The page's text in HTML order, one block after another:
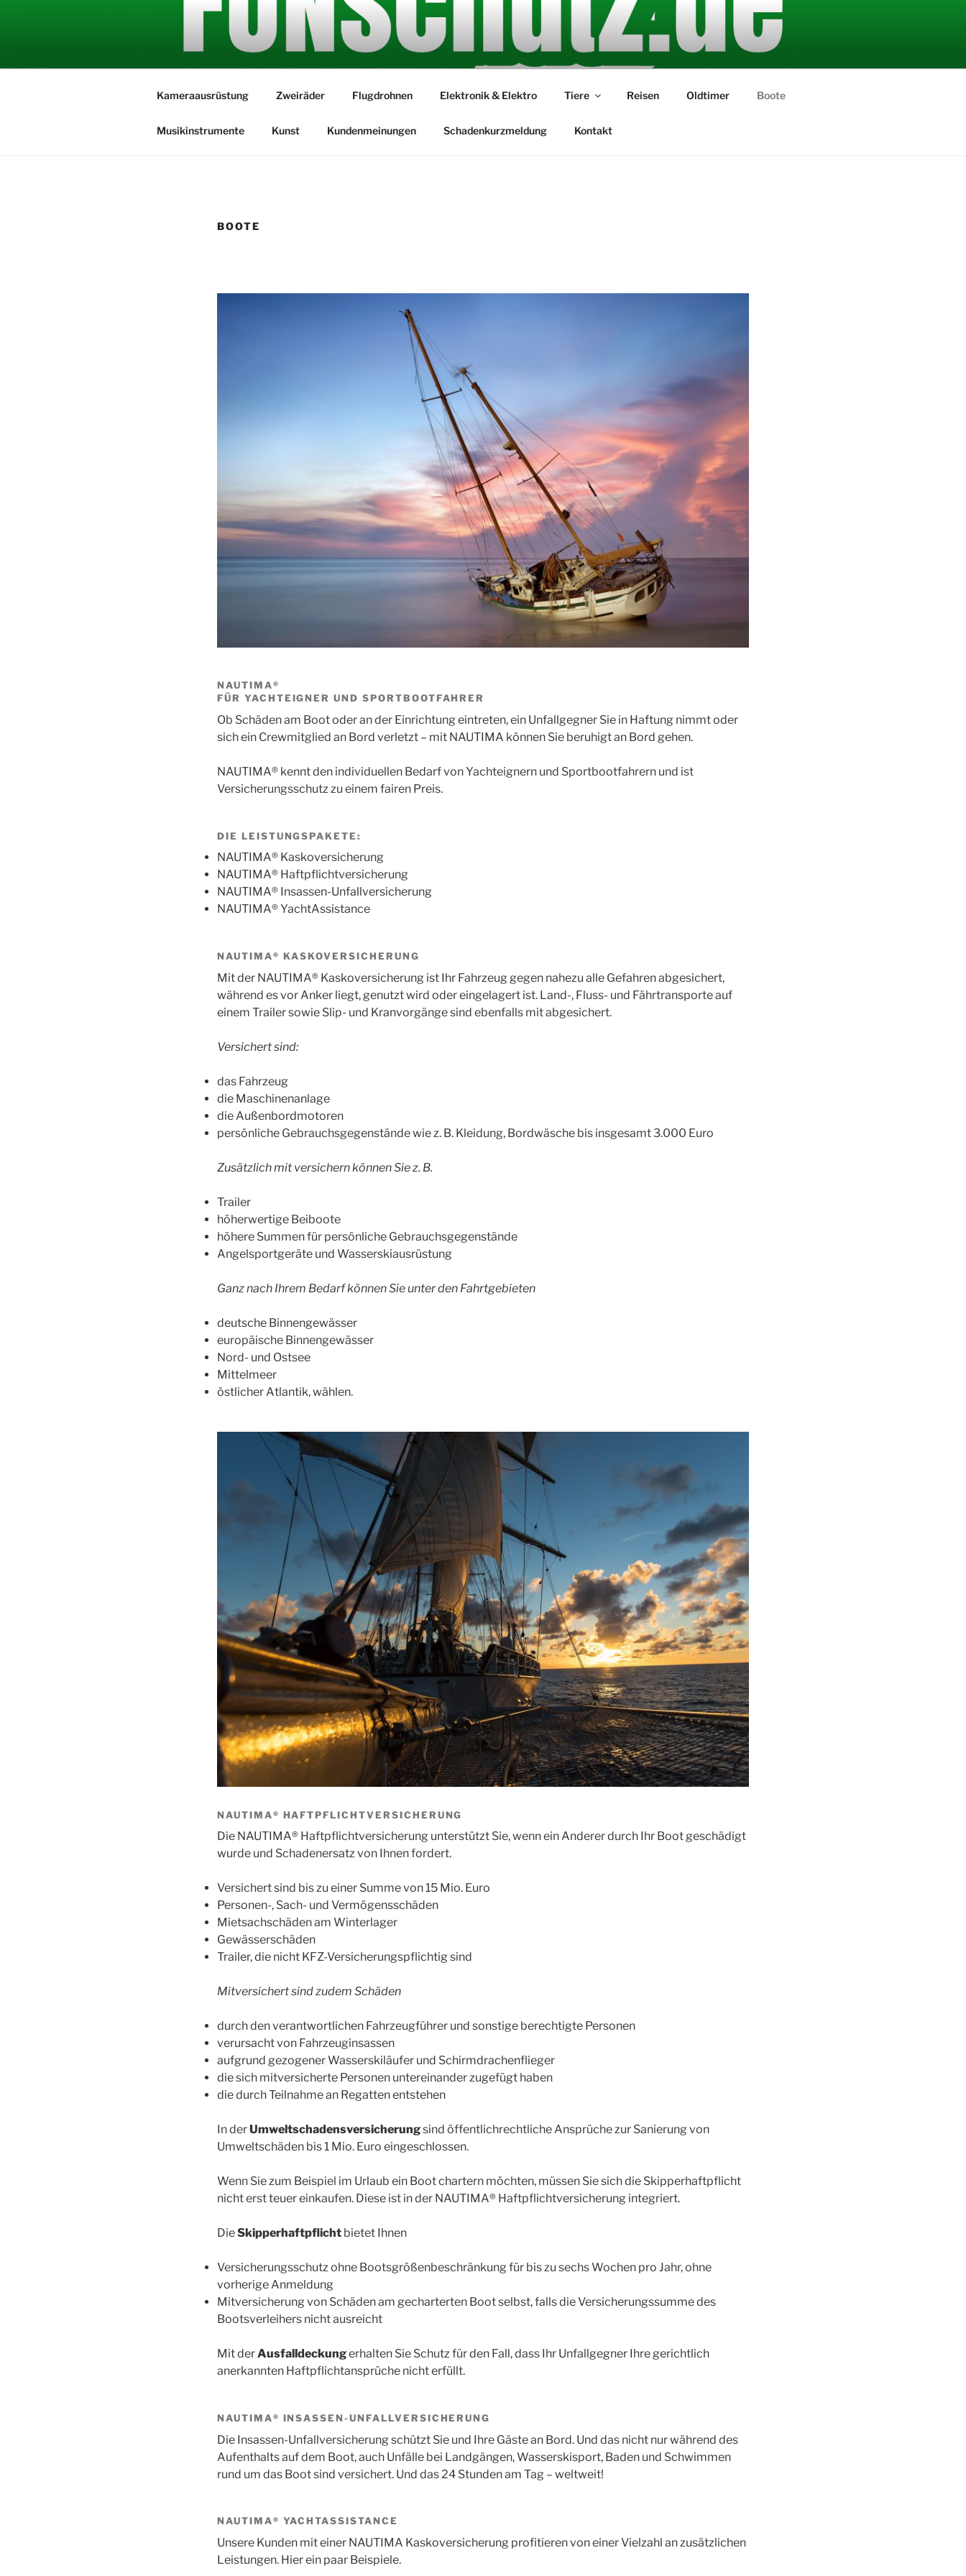
Versicherungsschutz für alles das Spaß macht
Kameraausrüstung Zweiräder Flugdrohnen Elektronik & Elektro Tiere Reisen Oldtimer Boote
Musikinstrumente Kunst Kundenmeinungen Schadenkurzmeldung Kontakt
BOOTE
NAUTIMA®
FÜR YACHTEIGNER UND SPORTBOOTFAHRER
Ob Schäden am Boot oder an der Einrichtung eintreten, ein Unfallgegner Sie in Haftung nimmt oder
sich ein Crewmitglied an Bord verletzt – mit NAUTIMA können Sie beruhigt an Bord gehen.
NAUTIMA® kennt den individuellen Bedarf von Yachteignern und Sportbootfahrern und ist
Versicherungsschutz zu einem fairen Preis.
DIE LEISTUNGSPAKETE:
NAUTIMA® Kaskoversicherung
NAUTIMA® Haftpflichtversicherung
NAUTIMA® Insassen-Unfallversicherung
NAUTIMA® YachtAssistance
NAUTIMA® KASKOVERSICHERUNG
Mit der NAUTIMA® Kaskoversicherung ist Ihr Fahrzeug gegen nahezu alle Gefahren abgesichert,
während es vor Anker liegt, genutzt wird oder eingelagert ist. Land-, Fluss- und Fährtransporte auf
einem Trailer sowie Slip- und Kranvorgänge sind ebenfalls mit abgesichert.
Versichert sind:
das Fahrzeug
die Maschinenanlage
die Außenbordmotoren
persönliche Gebrauchsgegenstände wie z. B. Kleidung, Bordwäsche bis insgesamt 3.000 Euro
Zusätzlich mit versichern können Sie z. B.
Trailer
höherwertige Beiboote
höhere Summen für persönliche Gebrauchsgegenstände
Angelsportgeräte und Wasserskiausrüstung
Ganz nach Ihrem Bedarf können Sie unter den Fahrtgebieten
deutsche Binnengewässer
europäische Binnengewässer
Nord- und Ostsee
Mittelmeer
östlicher Atlantik,wählen.
NAUTIMA® HAFTPFLICHTVERSICHERUNG
Die NAUTIMA® Haftpflichtversicherung unterstützt Sie, wenn ein Anderer durch Ihr Boot geschädigt
wurde und Schadenersatz von Ihnen fordert.
Versichert sind bis zu einer Summe von 15 Mio. Euro
Personen-, Sach- und Vermögensschäden
Mietsachschäden am Winterlager
Gewässerschäden
Trailer, die nicht KFZ-Versicherungspflichtig sind
Mitversichert sind zudem Schäden
durch den verantwortlichen Fahrzeugführer und sonstige berechtigte Personen
verursacht von Fahrzeuginsassen
aufgrund gezogener Wasserskiläufer und Schirmdrachenflieger
die sich mitversicherte Personen untereinander zugefügt haben
die durch Teilnahme an Regatten entstehen
In derUmweltschadensversicherungsind öffentlichrechtliche Ansprüche zur Sanierung von
Umweltschäden bis 1 Mio. Euro eingeschlossen.
Wenn Sie zum Beispiel im Urlaub ein Boot chartern möchten, müssen Sie sich die Skipperhaftpflicht
nicht erst teuer einkaufen. Diese ist in der NAUTIMA® Haftpflichtversicherung integriert.
DieSkipperhaftpflicht bietet Ihnen
Versicherungsschutz ohne Bootsgrößenbeschränkung für bis zu sechs Wochen pro Jahr, ohne
vorherige Anmeldung
Mitversicherung von Schäden am gecharterten Boot selbst, falls die Versicherungssumme des
Bootsverleihers nicht ausreicht
Mit derAusfalldeckungerhalten Sie Schutz für den Fall, dass Ihr Unfallgegner Ihre gerichtlich
anerkannten Haftpflichtansprüche nicht erfüllt.
NAUTIMA® INSASSEN-UNFALLVERSICHERUNG
Die Insassen-Unfallversicherung schützt Sie und Ihre Gäste an Bord. Und das nicht nur während des
Aufenthalts auf dem Boot, auch Unfälle bei Landgängen, Wasserskisport, Baden und Schwimmen
rund um das Boot sind versichert. Und das 24 Stunden am Tag – weltweit!
NAUTIMA® YACHTASSISTANCE
Unsere Kunden mit einer NAUTIMA Kaskoversicherung profitieren von einer Vielzahl an zusätzlichen
Leistungen. Hier ein paar Beispiele.